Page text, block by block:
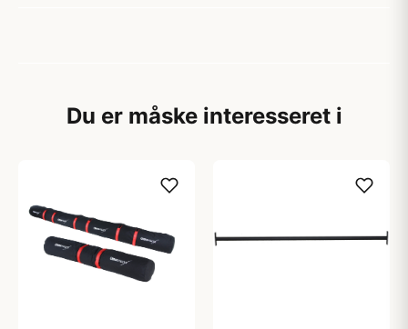
Du er måske interesseret i